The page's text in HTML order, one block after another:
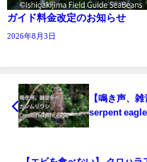
ガイド料金改定のお知らせ
2026年8月3日
【鳴き声、
serpent eagle